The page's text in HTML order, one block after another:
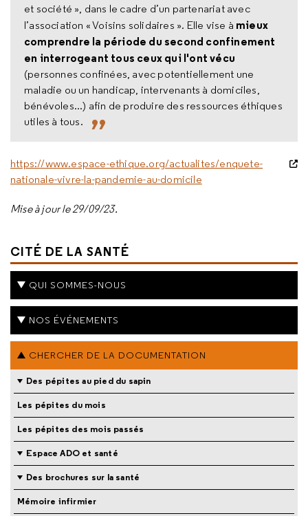
et société », dans le cadre d’un partenariat avec
l’association « Voisins solidaires ». Elle vise à mieux
comprendre la période du second confinement
en interrogeant tous ceux qui l'ont vécu
(personnes confinées, avec potentiellement une
maladie ou un handicap, intervenants à domiciles,
bénévoles...) afin de produire des ressources éthiques
utiles à tous.
https://www.espace-ethique.org/actualites/enquete-
nationale-vivre-la-pandemie-au-domicile
Mise à jour le 29/09/23.
CITÉ DE LA SANTÉ
QUI SOMMES-NOUS
NOS ÉVÉNEMENTS
CHERCHER DE LA DOCUMENTATION
Des pépites au pied du sapin
Les pépites du mois
Les pépites des mois passés
Espace ADO et santé
Des brochures sur la santé
Mémoire infirmier